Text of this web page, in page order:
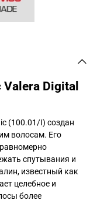
Digital
(100.01/I) создан
волосам. Его
спутывания и
известный как
целебное и
более